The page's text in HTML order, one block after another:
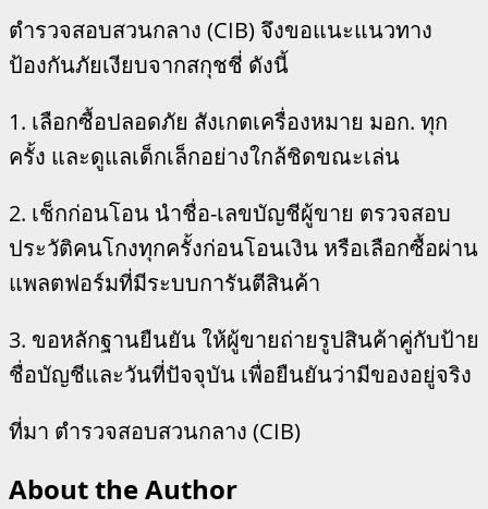
ตำรวจสอบสวนกลาง (CIB) จึงขอแนะแนวทาง
ป้องกันภัยเงียบจากสกุชชี่ ดังนี้
1. เลือกซื้อปลอดภัย สังเกตเครื่องหมาย มอก. ทุก
ครั้ง และดูแลเด็กเล็กอย่างใกล้ชิดขณะเล่น
2. เช็กก่อนโอน นำชื่อ-เลขบัญชีผู้ขาย ตรวจสอบ
ประวัติคนโกงทุกครั้งก่อนโอนเงิน หรือเลือกซื้อผ่าน
แพลตฟอร์มที่มีระบบการันตีสินค้า
3. ขอหลักฐานยืนยัน ให้ผู้ขายถ่ายรูปสินค้าคู่กับป้าย
ชื่อบัญชีและวันที่ปัจจุบัน เพื่อยืนยันว่ามีของอยู่จริง
ที่มา ตำรวจสอบสวนกลาง (CIB)
About the Author